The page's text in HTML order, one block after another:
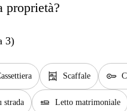
proprietà?
3)
shelves Scaffale key
strada airline_seat_flat Letto matrimoniale